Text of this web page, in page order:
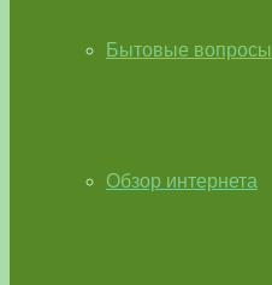
Бытовые вопросы
Обзор интернета